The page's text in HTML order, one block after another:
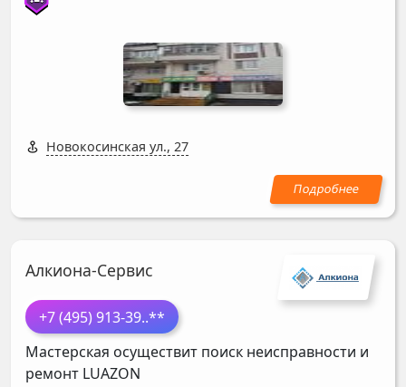
Новокосинская ул., 27
Алкиона-Сервис
+7 (495) 913-39..**
Мастерская осуществит поиск неисправности и
ремонт LUAZON